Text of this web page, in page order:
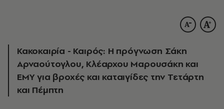
Κακοκαιρία - Καιρός: Η πρόγνωση Σάκη
Αρναούτογλου, Κλέαρχου Μαρουσάκη και
ΕΜΥ για βροχές και καταιγίδες την Τετάρτη
και Πέμπτη